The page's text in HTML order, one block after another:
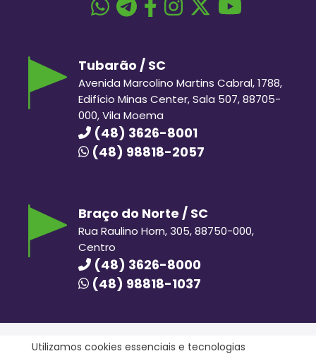
Tubarão / SC
Avenida Marcolino Martins Cabral, 1788,
Edifício Minas Center, Sala 507, 88705-
000, Vila Moema
(48) 3626-8001
(48) 98818-2057
Braço do Norte / SC
Rua Raulino Horn, 305, 88750-000,
Centro
(48) 3626-8000
(48) 98818-1037
Utilizamos cookies essenciais e tecnologias